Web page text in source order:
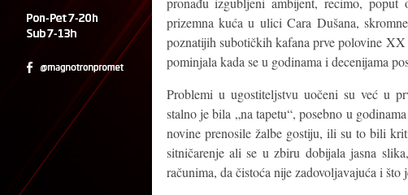
prizemna kuća u ulici Cara Dušana,
poznatijih subotičkih kafana prve polovine
pominjala kada se u godinama i decenijama
Problemi u ugostiteljstvu uočeni su već u
stalno je bila „na tapetu“, posebno u
novine prenosile žalbe gostiju, ili su to bili
sitničarenje ali se u zbiru dobijala jasna
računima, da čistoća nije zadovoljavajuća i